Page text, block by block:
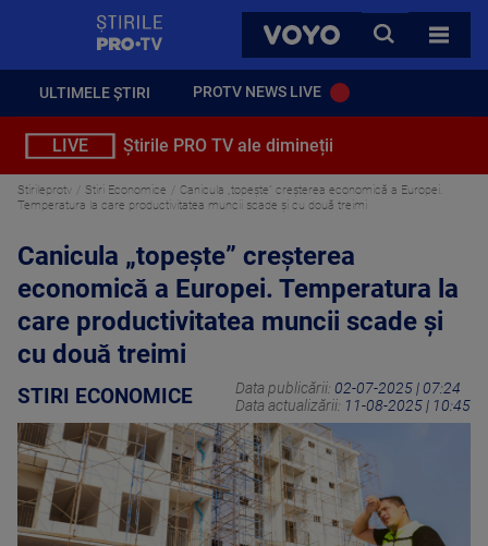
VOYO
CAUTA
TOATE
ULTIMELE ȘTIRI PROTV NEWS LIVE
LIVE Știrile PRO TV ale dimineții
Stirileprotv Stiri Economice
Canicula „topește” creșterea economică a Europei.
Temperatura la care productivitatea muncii scade și cu două treimi
Canicula „topește” creșterea
economică a Europei. Temperatura la
care productivitatea muncii scade și
cu două treimi
STIRI ECONOMICE Data publicării: 02-07-2025 | 07:24
Data actualizării: 11-08-2025 | 10:45